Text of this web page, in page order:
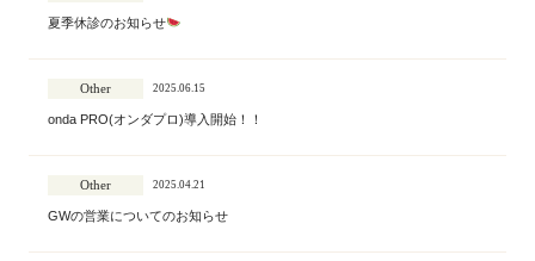
夏季休診のお知らせ
2025.06.15
Other
onda PRO(オンダプロ)導入開始！！
2025.04.21
Other
GWの営業についてのお知らせ